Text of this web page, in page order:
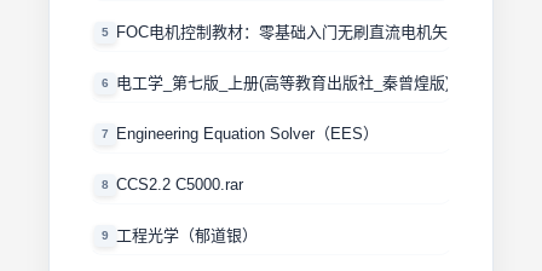
5 FOC电机控制教材：零基础入门无刷直流电机矢量控制技术
6 电工学_第七版_上册(高等教育出版社_秦曾煌版)
7 Engineering Equation Solver（EES）
8 CCS2.2 C5000.rar
9 工程光学（郁道银）